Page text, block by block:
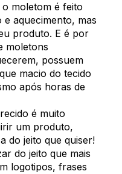
moletom é feito
aquecimento, mas
produto. E é por
moletons
possuem
macio do tecido
após horas de
é muito
um produto,
do jeito que quiser!
do jeito que mais
logotipos, frases